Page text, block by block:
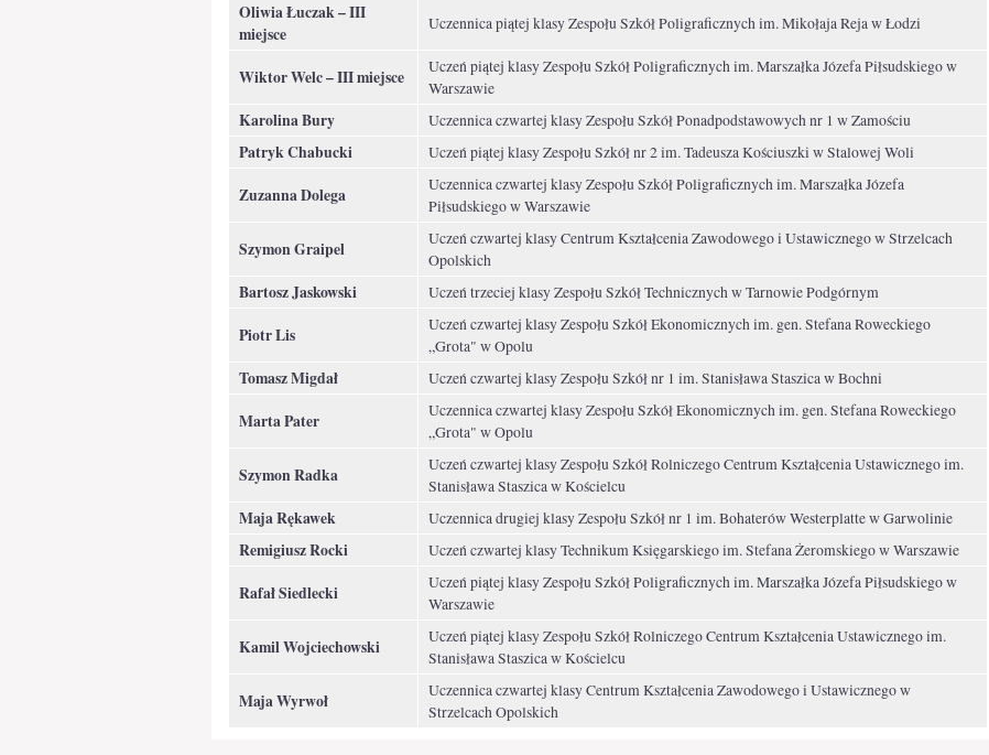
Oliwia Łuczak – III
miejsce
Uczennica piątej klasy Zespołu Szkół Poligraficznych im. Mikołaja Reja w Łodzi
Wiktor Welc – III miejsce
Uczeń piątej klasy Zespołu Szkół Poligraficznych im. Marszałka Józefa Piłsudskiego w
Warszawie
Karolina Bury Uczennica czwartej klasy Zespołu Szkół Ponadpodstawowych nr 1 w Zamościu
Patryk Chabucki Uczeń piątej klasy Zespołu Szkół nr 2 im. Tadeusza Kościuszki w Stalowej Woli
Zuzanna Dolega
Uczennica czwartej klasy Zespołu Szkół Poligraficznych im. Marszałka Józefa
Piłsudskiego w Warszawie
Szymon Graipel
Uczeń czwartej klasy Centrum Kształcenia Zawodowego i Ustawicznego w Strzelcach
Opolskich
Bartosz Jaskowski Uczeń trzeciej klasy Zespołu Szkół Technicznych w Tarnowie Podgórnym
Piotr Lis
Uczeń czwartej klasy Zespołu Szkół Ekonomicznych im. gen. Stefana Roweckiego
„Grota" w Opolu
Tomasz Migdał Uczeń czwartej klasy Zespołu Szkół nr 1 im. Stanisława Staszica w Bochni
Marta Pater
Uczennica czwartej klasy Zespołu Szkół Ekonomicznych im. gen. Stefana Roweckiego
„Grota" w Opolu
Szymon Radka
Uczeń czwartej klasy Zespołu Szkół Rolniczego Centrum Kształcenia Ustawicznego im.
Stanisława Staszica w Kościelcu
Maja Rękawek Uczennica drugiej klasy Zespołu Szkół nr 1 im. Bohaterów Westerplatte w Garwolinie
Remigiusz Rocki Uczeń czwartej klasy Technikum Księgarskiego im. Stefana Żeromskiego w Warszawie
Rafał Siedlecki
Uczeń piątej klasy Zespołu Szkół Poligraficznych im. Marszałka Józefa Piłsudskiego w
Warszawie
Kamil Wojciechowski
Uczeń piątej klasy Zespołu Szkół Rolniczego Centrum Kształcenia Ustawicznego im.
Stanisława Staszica w Kościelcu
Maja Wyrwoł
Uczennica czwartej klasy Centrum Kształcenia Zawodowego i Ustawicznego w
Strzelcach Opolskich